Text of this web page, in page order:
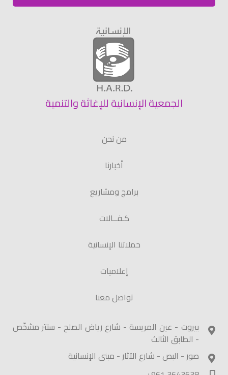
بيروت - عين المريسة - شارع رياض الصلح - سنتر مشخّص
- الطابق الثالث
صور - البص - شارع الآثار - مبنى الإنسانية
الجمعية الإنسانية للإغاثة والتنمية
من نحن
أخبارنا
برامج ومشاريع
كـفــالات
حملاتنا الإنسانية
إعلاميات
تواصل معنا